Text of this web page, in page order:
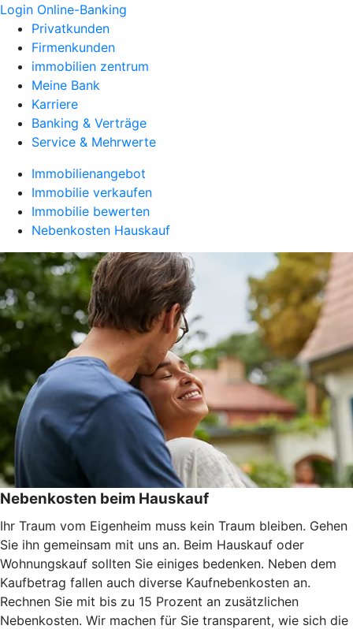
Login Online-Banking
Privatkunden
Firmenkunden
immobilien zentrum
Meine Bank
Karriere
Banking & Verträge
Service & Mehrwerte
Immobilienangebot
Immobilie verkaufen
Immobilie bewerten
Nebenkosten Hauskauf
Nebenkosten beim Hauskauf
Ihr Traum vom Eigenheim muss kein Traum bleiben. Gehen
Sie ihn gemeinsam mit uns an. Beim Hauskauf oder
Wohnungskauf sollten Sie einiges bedenken. Neben dem
Kaufbetrag fallen auch diverse Kaufnebenkosten an.
Rechnen Sie mit bis zu 15 Prozent an zusätzlichen
Nebenkosten. Wir machen für Sie transparent, wie sich die